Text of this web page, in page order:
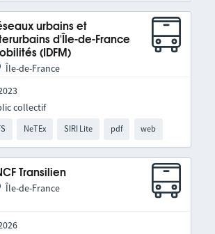
urbains et
d'Île-de-France
(IDFM)
Île-de-France
NeTEx SIRI Lite pdf web
collectif
Transilien
Île-de-France